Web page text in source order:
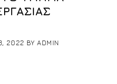
2022 BYADMIN